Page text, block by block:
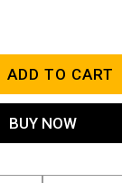
ADD TO CART
BUY NOW